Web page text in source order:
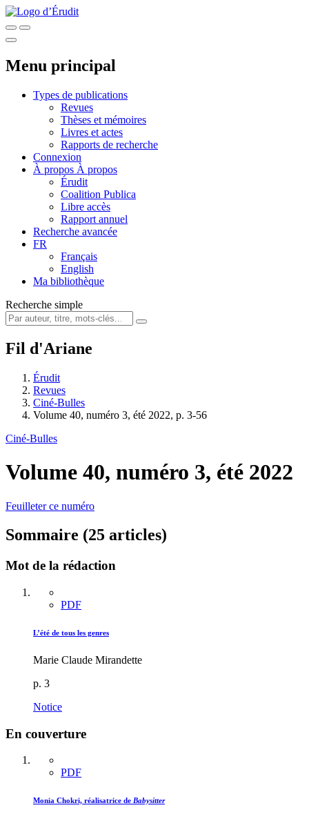
Menu principal
Types de publications
Revues
Thèses et mémoires
Livres et actes
Rapports de recherche
Connexion
À propos À propos
Érudit
Coalition Publica
Libre accès
Rapport annuel
Recherche avancée
FR
Français
English
Ma bibliothèque
Recherche simple
Fil d'Ariane
Érudit
Revues
Ciné-Bulles
Volume 40, numéro 3, été 2022, p. 3-56
Ciné-Bulles
Volume 40, numéro 3, été 2022
Feuilleter ce numéro
Sommaire (25 articles)
Mot de la rédaction
PDF
L’été de tous les genres
Marie Claude Mirandette
p. 3
Notice
En couverture
PDF
Monia Chokri, réalisatrice de Babysitter